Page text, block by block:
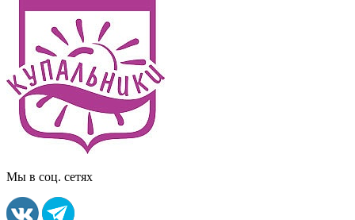
Мы в соц. сетях